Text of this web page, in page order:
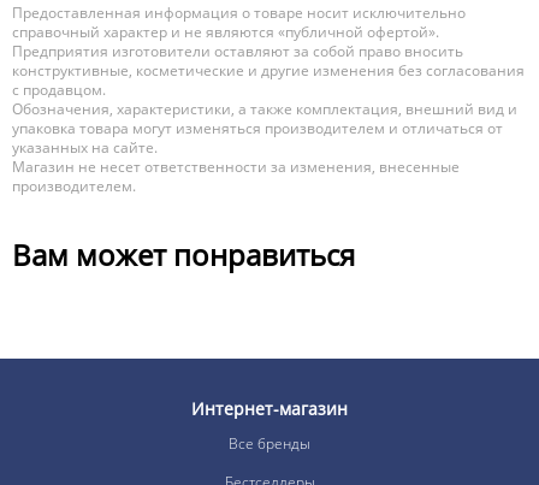
Предоставленная информация о товаре носит исключительно
справочный характер и не являются «публичной офертой».
Предприятия изготовители оставляют за собой право вносить
конструктивные, косметические и другие изменения без согласования
с продавцом.
Обозначения, характеристики, а также комплектация, внешний вид и
упаковка товара могут изменяться производителем и отличаться от
указанных на сайте.
Магазин не несет ответственности за изменения, внесенные
производителем.
Вам может понравиться
Интернет-магазин
Все бренды